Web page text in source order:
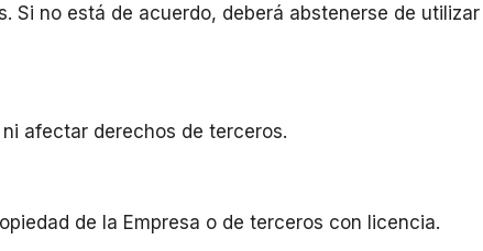
Si no está de acuerdo, deberá abstenerse de utilizar
afectar derechos de terceros.
de la Empresa o de terceros con licencia.